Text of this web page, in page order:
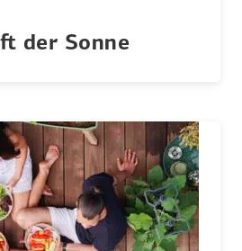
der Sonne